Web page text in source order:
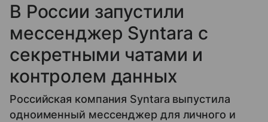
В России запустили
мессенджер Syntara с
секретными чатами и
контролем данных
Российская компания Syntara выпустила
одноименный мессенджер для личного и